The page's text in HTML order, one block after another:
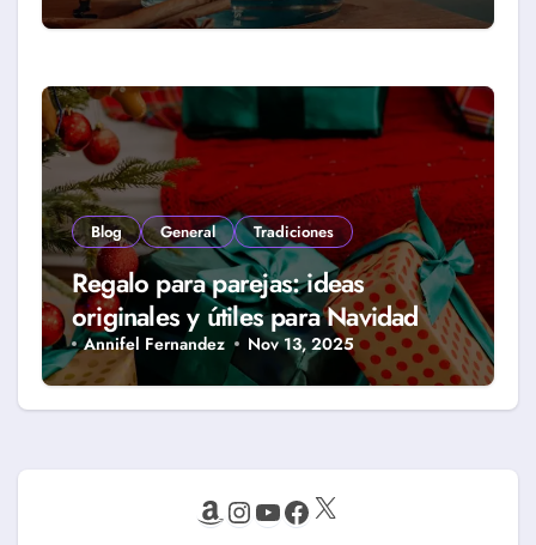
Blog General Tradiciones
Regalo para parejas: ideas
originales y útiles para Navidad
Annifel Fernandez Nov 13, 2025
Amazon Instagram YouTube Facebook X